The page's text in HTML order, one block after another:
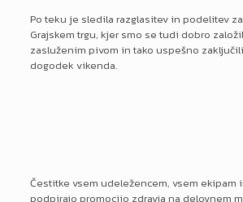
Po teku je sledila razglasitev in podelitev
Grajskem trgu, kjer smo se tudi dobro
zasluženim pivom in tako uspešno
dogodek vikenda.
Čestitke vsem udeležencem, vsem ekipam
podpirajo promocijo zdravja na delovnem